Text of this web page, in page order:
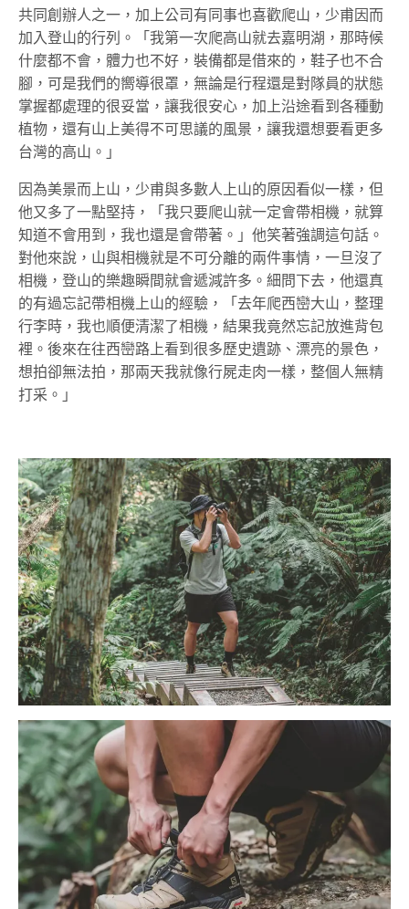
共同創辦人之一，加上公司有同事也喜歡爬山，少甫因而
加入登山的行列。「我第一次爬高山就去嘉明湖，那時候
什麼都不會，體力也不好，裝備都是借來的，鞋子也不合
腳，可是我們的嚮導很罩，無論是行程還是對隊員的狀態
掌握都處理的很妥當，讓我很安心，加上沿途看到各種動
植物，還有山上美得不可思議的風景，讓我還想要看更多
台灣的高山。」
因為美景而上山，少甫與多數人上山的原因看似一樣，但
他又多了一點堅持，「我只要爬山就一定會帶相機，就算
知道不會用到，我也還是會帶著。」他笑著強調這句話。
對他來說，山與相機就是不可分離的兩件事情，一旦沒了
相機，登山的樂趣瞬間就會遞減許多。細問下去，他還真
的有過忘記帶相機上山的經驗，「去年爬西巒大山，整理
行李時，我也順便清潔了相機，結果我竟然忘記放進背包
裡。後來在往西巒路上看到很多歷史遺跡、漂亮的景色，
想拍卻無法拍，那兩天我就像行屍走肉一樣，整個人無精
打采。」